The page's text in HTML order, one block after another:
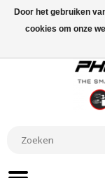
Door het gebruiken
cookies om onze